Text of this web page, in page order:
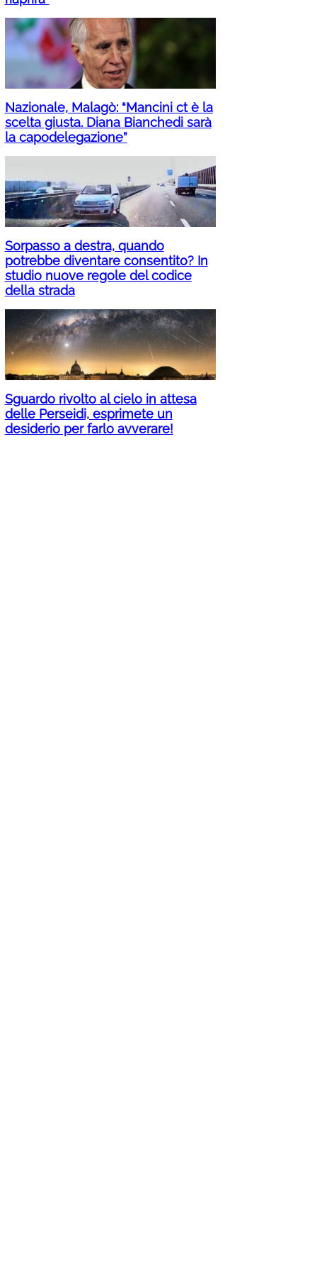
Nazionale, Malagò: “Mancini ct è la
scelta giusta. Diana Bianchedi sarà
la capodelegazione”
Sorpasso a destra, quando
potrebbe diventare consentito? In
studio nuove regole del codice
della strada
Sguardo rivolto al cielo in attesa
delle Perseidi, esprimete un
desiderio per farlo avverare!